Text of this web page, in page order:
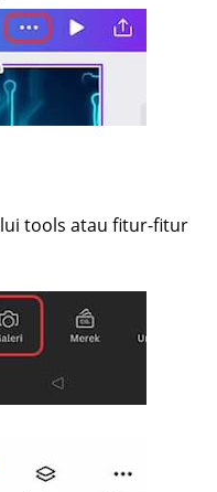
tools atau fitur-fitur